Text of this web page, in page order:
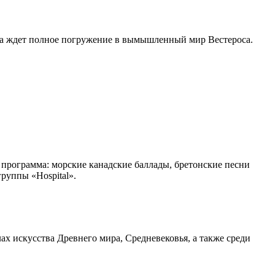
ждет полное погружение в вымышленный мир Вестероса.
морские канадские баллады, бретонские песни
«Hospital».
искусства Древнего мира, Средневековья, а также среди